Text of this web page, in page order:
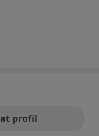
Konrád
profil